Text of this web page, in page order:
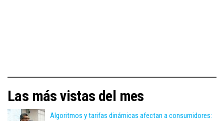
Las más vistas del mes
Algoritmos y tarifas dinámicas afectan a consumidores: